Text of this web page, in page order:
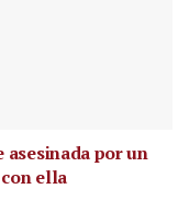
por un
ella